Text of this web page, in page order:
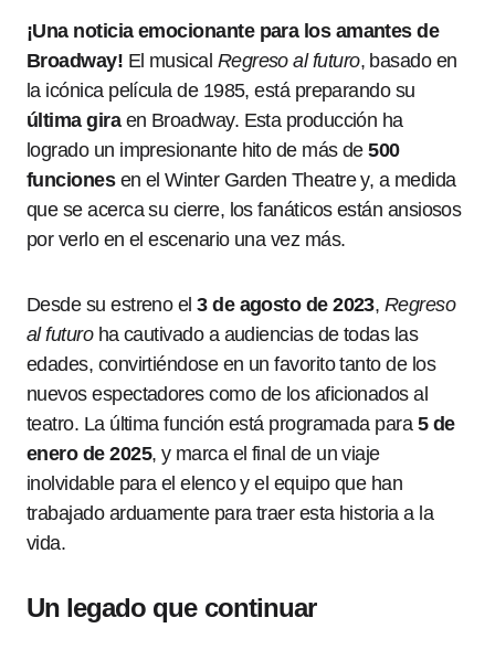
¡Una noticia emocionante para los amantes de
Broadway! El musical Regreso al futuro, basado en
la icónica película de 1985, está preparando su
última giraen Broadway. Esta producción ha
logrado un impresionante hito de más de500
funcionesen el Winter Garden Theatre y, a medida
que se acerca su cierre, los fanáticos están ansiosos
por verlo en el escenario una vez más.
Desde su estreno el3 de agosto de 2023, Regreso
al futuroha cautivado a audiencias de todas las
edades, convirtiéndose en un favorito tanto de los
nuevos espectadores como de los aficionados al
teatro. La última función está programada para 5 de
enero de 2025, y marca el final de un viaje
inolvidable para el elenco y el equipo que han
trabajado arduamente para traer esta historia a la
vida.
Un legado que continuar